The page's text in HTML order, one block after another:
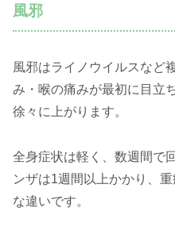
風邪
風邪はライノウイルスなど
み・喉の痛みが最初に目立
徐々に上がります。
全身症状は軽く、数週間で
ンザは1週間以上かかり、
な違いです。